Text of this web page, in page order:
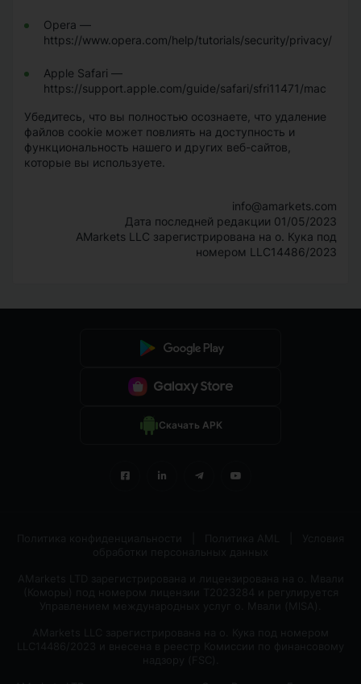
Opera —
https://www.opera.com/help/tutorials/security/privacy/
Apple Safari —
https://support.apple.com/guide/safari/sfri11471/mac
Убедитесь, что вы полностью осознаете, что удаление
файлов cookie может повлиять на доступность и
функциональность нашего и других веб-сайтов,
которые вы используете.
info@amarkets.com
Дата последней редакции 01/05/2023
AMarkets LLC зарегистрирована на о. Кука под
номером LLC14486/2023
Скачать APK